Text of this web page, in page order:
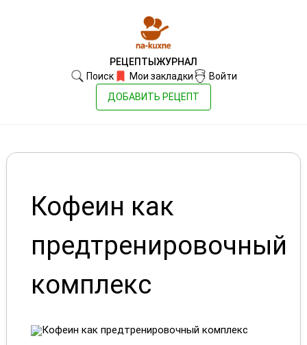
РЕЦЕПТЫ ЖУРНАЛ
Поиск
Мои закладки
Войти
ДОБАВИТЬ РЕЦЕПТ
Кофеин как
предтренировочный
комплекс